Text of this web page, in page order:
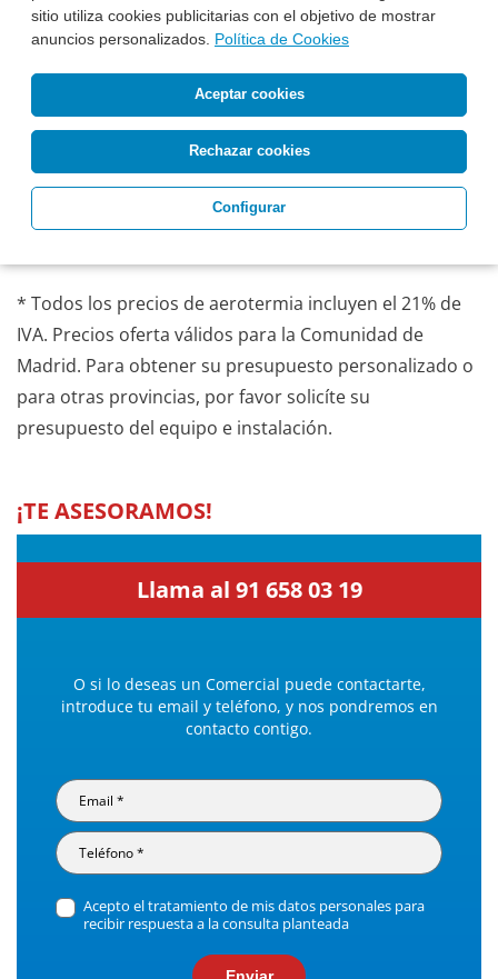
sitio utiliza cookies publicitarias con el objetivo de mostrar
anuncios personalizados. Política de Cookies
Aceptar cookies
Rechazar cookies
Configurar
Esta Semana Instalado:
13.130 €*
Antes: 17.925 €
Precio, equipo e IVA incluidos
* Todos los precios de aerotermia incluyen el 21% de
IVA. Precios oferta válidos para la Comunidad de
Madrid. Para obtener su presupuesto personalizado o
para otras provincias, por favor solicíte su
presupuesto del equipo e instalación.
¡TE ASESORAMOS!
Llama al 91 658 03 19
O si lo deseas un Comercial puede contactarte,
introduce tu email y teléfono, y nos pondremos en
contacto contigo.
Acepto el tratamiento de mis datos personales para
recibir respuesta a la consulta planteada